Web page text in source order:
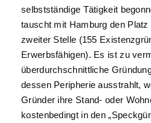
selbstständige Tätigkeit
tauscht mit Hamburg den
zweiter Stelle (155
Erwerbsfähigen). Es ist zu
überdurchschnittliche
dessen Peripherie ausstrahlt,
Gründer ihre Stand- oder
kostenbedingt in den